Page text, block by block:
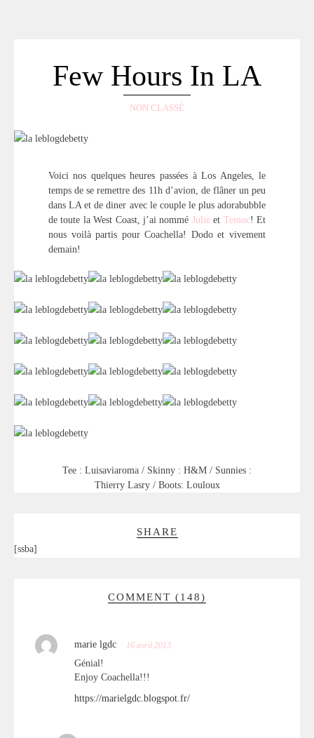
LOOKBOOK
ARCHIVES
Few Hours In LA
NON CLASSÉ
Voici nos quelques heures passées à Los Angeles, le
temps de se remettre des 11h d’avion, de flâner un peu
dans LA et de diner avec le couple le plus adorabubble
de toute la West Coast, j’ai nommé Julieet Temoc! Et
nous voilà partis pour Coachella! Dodo et vivement
demain!
Tee : Luisaviaroma / Skinny : H&M / Sunnies :
Thierry Lasry / Boots: Louloux
SHARE
[ssba]
COMMENT (148)
marie lgdc 16 avril 2013
Génial!
Enjoy Coachella!!!
https://marielgdc.blogspot.fr/